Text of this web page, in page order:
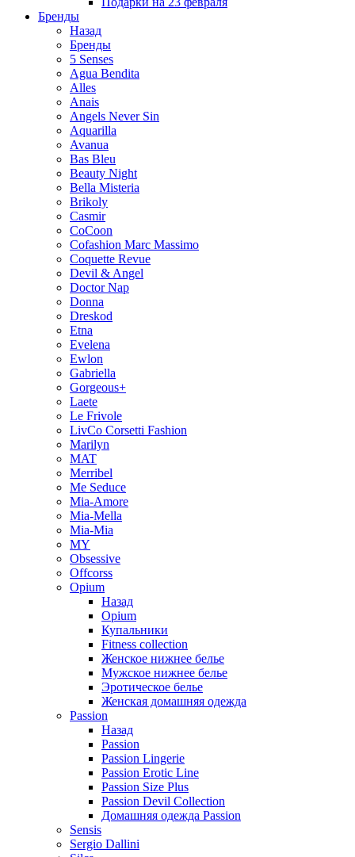
Бренды
Назад
Бренды
5 Senses
Agua Bendita
Alles
Anais
Angels Never Sin
Aquarilla
Avanua
Bas Bleu
Beauty Night
Bella Misteria
Brikoly
Casmir
CoCoon
Cofashion Marc Massimo
Coquette Revue
Devil & Angel
Doctor Nap
Donna
Dreskod
Etna
Evelena
Ewlon
Gabriella
Gorgeous+
Laete
Le Frivole
LivCo Corsetti Fashion
Marilyn
MAT
Merribel
Me Seduce
Mia-Amore
Mia-Mella
Mia-Mia
MY
Obsessive
Offcorss
Opium
Назад
Opium
Купальники
Fitness collection
Женское нижнее белье
Мужское нижнее белье
Эротическое белье
Женская домашняя одежда
Passion
Назад
Passion
Passion Lingerie
Passion Erotic Line
Passion Size Plus
Passion Devil Collection
Домашняя одежда Passion
Sensis
Sergio Dallini